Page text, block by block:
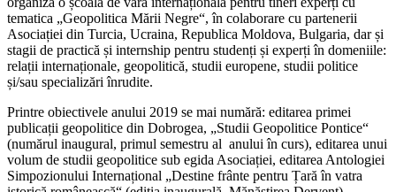
tematica „Geopolitica Mării Negre“, în colaborare cu partenerii
Asociației din Turcia, Ucraina, Republica Moldova, Bulgaria, dar și
stagii de practică și internship pentru studenți și experți în domeniile:
relații internaționale, geopolitică, studii europene, studii politice
și/sau specializări înrudite.
Printre obiectivele anului 2019 se mai numără: editarea primei
publicații geopolitice din Dobrogea, „Studii Geopolitice Pontice“
(numărul inaugural, primul semestru al anului în curs), editarea unui
volum de studii geopolitice sub egida Asociației, editarea Antologiei
Simpozionului Internațional „Destine frânte pentru Țară în vatra